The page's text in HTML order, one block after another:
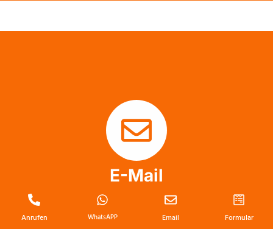
E-Mail
info@messie-wohnung-profis.de
Anrufen WhatsAPP Email Formular